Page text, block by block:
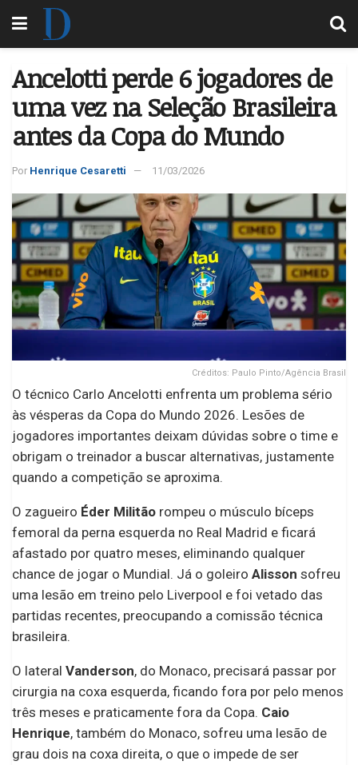
Ancelotti perde 6 jogadores de
uma vez na Seleção Brasileira
antes da Copa do Mundo
Por Henrique Cesaretti 11/03/2026
Créditos: Paulo Pinto/Agência Brasil
O técnico Carlo Ancelotti enfrenta um problema sério
às vésperas da Copa do Mundo 2026. Lesões de
jogadores importantes deixam dúvidas sobre o time e
obrigam o treinador a buscar alternativas, justamente
quando a competição se aproxima.
O zagueiro Éder Militão rompeu o músculo bíceps
femoral da perna esquerda no Real Madrid e ficará
afastado por quatro meses, eliminando qualquer
chance de jogar o Mundial. Já o goleiro Alisson sofreu
uma lesão em treino pelo Liverpool e foi vetado das
partidas recentes, preocupando a comissão técnica
brasileira.
O lateral Vanderson, do Monaco, precisará passar por
cirurgia na coxa esquerda, ficando fora por pelo menos
três meses e praticamente fora da Copa. Caio
Henrique, também do Monaco, sofreu uma lesão de
grau dois na coxa direita, o que o impede de ser